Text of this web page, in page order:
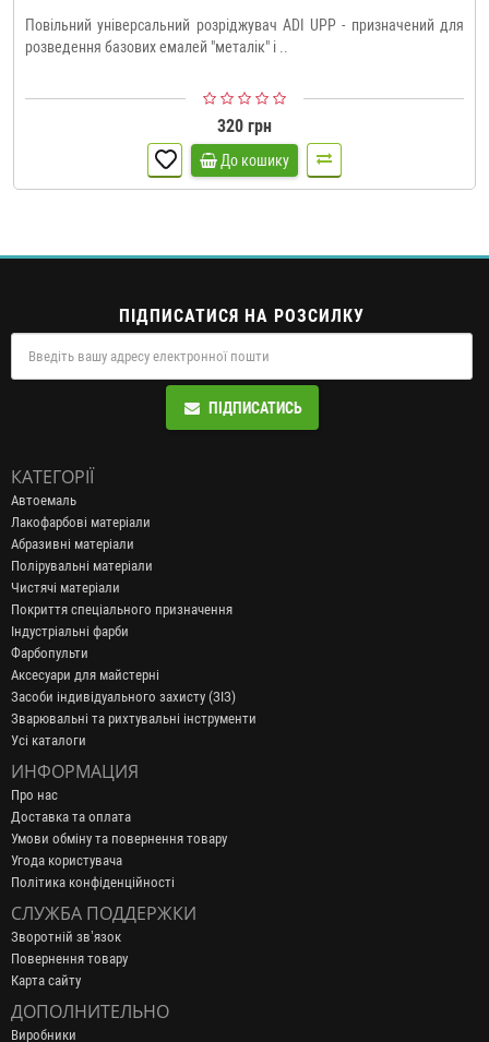
Повільний універсальний розріджувач ADI UPP - призначений для
розведення базових емалей "металік" і ..
320 грн
До кошику
ПІДПИСАТИСЯ НА РОЗСИЛКУ
ПІДПИСАТИСЬ
КАТЕГОРІЇ
Автоемаль
Лакофарбові матеріали
Абразивні матеріали
Полірувальні матеріали
Чистячі матеріали
Покриття спеціального призначення
Індустріальні фарби
Фарбопульти
Аксесуари для майстерні
Засоби індивідуального захисту (ЗІЗ)
Зварювальні та рихтувальні інструменти
Усі каталоги
ИНФОРМАЦИЯ
Про нас
Доставка та оплата
Умови обміну та повернення товару
Угода користувача
Політика конфіденційності
СЛУЖБА ПОДДЕРЖКИ
Зворотній зв’язок
Повернення товару
Карта сайту
ДОПОЛНИТЕЛЬНО
Виробники